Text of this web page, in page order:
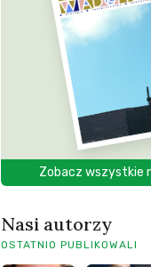
Zobacz wszystkie
Nasi autorzy
OSTATNIO PUBLIKOWALI